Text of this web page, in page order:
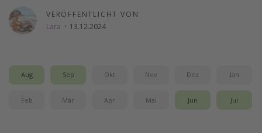
Gruppenreisen
Hotels in Hamburg
Hotels am Achensee
Weitere Themen
VERÖFFENTLICHT VON
Lara · 13.12.2024
Aug Sep Okt Nov Dez Jan
Feb Mär Apr Mai Jun Jul